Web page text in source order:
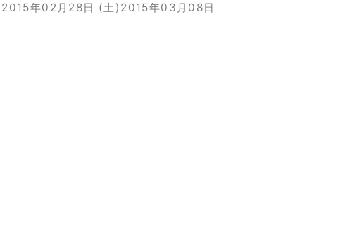
2015年02月28日 (土) 2015年03月08日